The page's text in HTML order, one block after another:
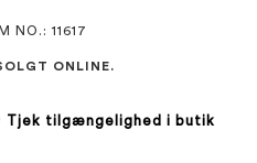
NO. : 11617
ONLINE.
Tjek tilgængelighed i butik